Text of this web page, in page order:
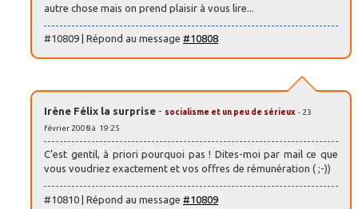
autre chose mais on prend plaisir à vous lire...
#10809 | Répond au message #10808
Irène Félix la surprise - socialisme et un peu de sérieux - 23
février 2008 à 19:25
C’est gentil, à priori pourquoi pas ! Dites-moi par mail ce que
vous voudriez exactement et vos offres de rémunération ( ;-))
#10810 | Répond au message #10809